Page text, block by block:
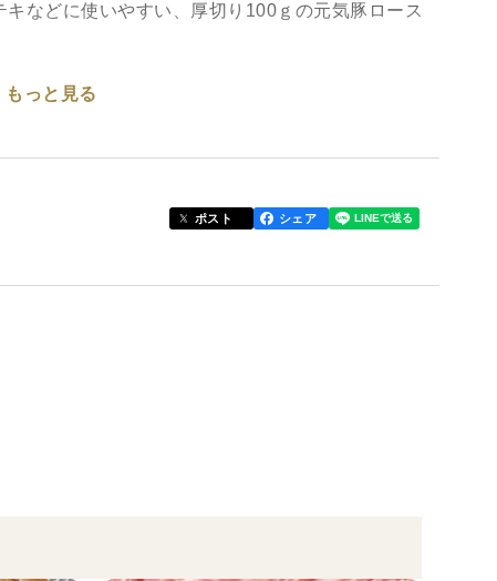
などに使いやすい、厚切り100ｇの元気豚ロース
味があってクセが無く、絶妙なやわらかさです。
もっと見る
ポスト シェア